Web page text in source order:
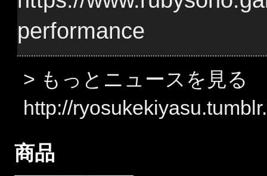
performance
> もっとニュースを見る
http://
商品